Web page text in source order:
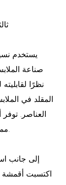
يستخدم
صناعة
نظرًا
المقلد في
العناصر.
ممتازة، مما يلبي طلب السوق للتخصيص والأزياء.
إلى جانب
اكتسبت أقمشة